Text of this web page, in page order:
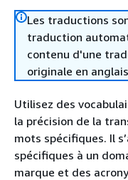
Les traductions
traduction
contenu d'une
originale en
Utilisez des
la précision de la
mots spécifiques. Il
spécifiques à un
marque et des